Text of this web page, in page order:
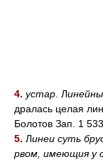
4. устар . Л
дралась целая
Болотов Зап. 1
5. Линеи суть
рвом, имеющия у